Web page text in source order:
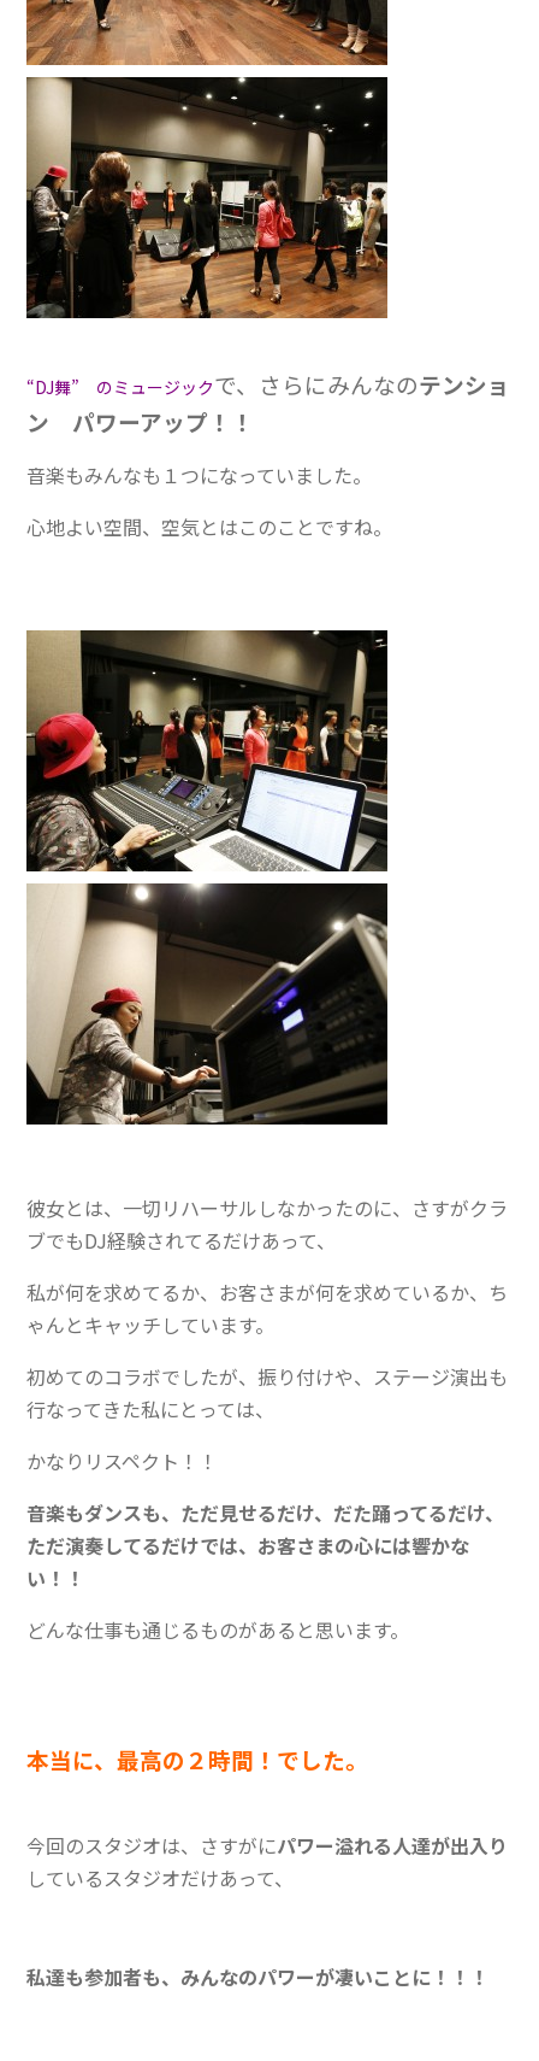
“DJ舞” のミュージックで、さらにみんなのテンショ
ン パワーアップ！！
音楽もみんなも１つになっていました。
心地よい空間、空気とはこのことですね。
彼女とは、一切リハーサルしなかったのに、さすがクラ
ブでもDJ経験されてるだけあって、
私が何を求めてるか、お客さまが何を求めているか、ち
ゃんとキャッチしています。
初めてのコラボでしたが、振り付けや、ステージ演出も
行なってきた私にとっては、
かなりリスペクト！！
音楽もダンスも、ただ見せるだけ、だた踊ってるだけ、
ただ演奏してるだけでは、お客さまの心には響かな
い！！
どんな仕事も通じるものがあると思います。
本当に、最高の２時間！でした。
今回のスタジオは、さすがにパワー溢れる人達が出入り
しているスタジオだけあって、
私達も参加者も、みんなのパワーが凄いことに！！！